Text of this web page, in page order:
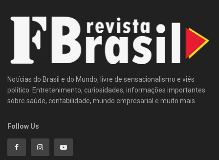
Notícias do Brasil e do Mundo, livre de sensacionalismo e viés
político. Entretenimento, curiosidades, informações importantes
sobre saúde, contabilidade, mundo empresarial e muito mais.
Follow Us